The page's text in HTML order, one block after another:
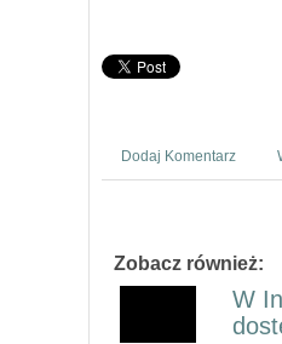
Dodaj Komentarz
Zobacz również:
W